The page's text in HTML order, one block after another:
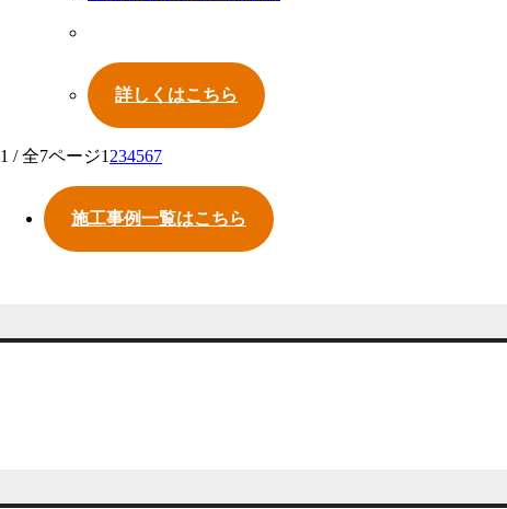
詳しくはこちら
1 / 全7ページ1 234567
施工事例一覧はこちら